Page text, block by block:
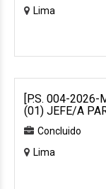
Lima
[P.S. 004-2026-
(01) JEFE/A
Concluido
Lima